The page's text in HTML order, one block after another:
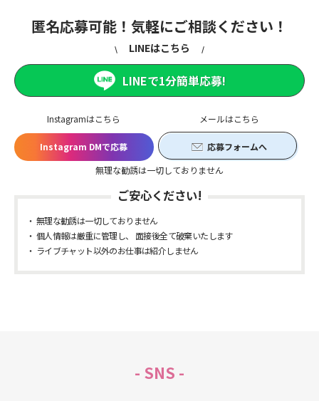
匿名応募可能！気軽にご相談ください！
Instagramはこちら
Instagram DMで応募
メールはこちら
応募フォームへ
無理な勧誘は一切しておりません
LINEはこちら
LINEで1分簡単応募!
ご安心ください!
無理な勧誘は一切しておりません
個人情報は厳重に管理し、 面接後全て破棄いたします
ライブチャット以外のお仕事は紹介しません
- SNS -